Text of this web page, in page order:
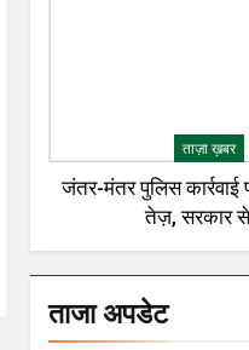
ताज़ा ख़बर
जंतर-मंतर पुलिस कार्रवाई
तेज़, सरकार से
ताजा अपडेट